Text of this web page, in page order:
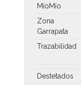
MíoMío
Zona
Garrapata
Trazabilidad
Destetados